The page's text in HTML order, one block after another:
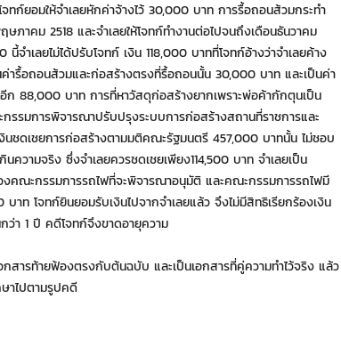
ก์ยอมให้จำเลยหักค่าจ้างไว้ 30,000 บาท การรื้อถอนส้วมกระทำ
าคม 2518 และจำเลยให้โจทก์ทำงานต่อไปจนถึงเดือนธันวาคม
จำเลยไม่ได้ปรับโจทก์ เงิน 118,000 บาทที่โจทก์อ้างว่าจำเลยค้าง
นค่ารื้อถอนส้วมและก่อสร้างตรงที่รื้อถอนนั้น 30,000 บาท และเป็นค่า
88,000 บาท การที่หาวัสดุก่อสร้างยากเพราะพ่อค้ากักตุนเป็น
รรมการพิจารณาปรับปรุงระบบการก่อสร้างสถานที่ราชการและ
นชดเชยการก่อสร้างตามมติคณะรัฐมนตรี 457,000 บาทนั้น ไม่ชอบ
นความจริง ซึ่งจำเลยควรชดเชยเพียง114,500 บาท จำเลยเป็น
งคณะกรรมการรถไฟที่จะพิจารณาอนุมัติ และคณะกรรมการรถไฟมี
บาท โจทก์ยินยอมรับเงินไปจากจำเลยแล้ว จึงไม่มีสิทธิเรียกร้องเงิน
ว่า 1 ปี คดีโจทก์จึงขาดอายุความ
สารท้ายฟ้องตรงกับต้นฉบับ และเป็นเอกสารที่คู่ความทำไว้จริง แล้ว
าไปตามรูปคดี